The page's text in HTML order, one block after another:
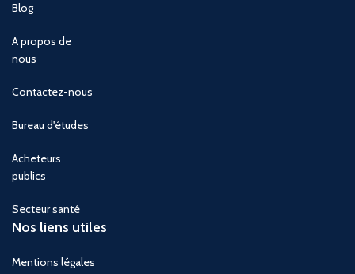
Blog
A propos de
nous
Contactez-nous
Bureau d'études
Acheteurs
publics
Secteur santé
Nos liens utiles
Mentions légales